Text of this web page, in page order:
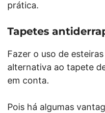
prática.
Tapetes
Fazer o uso de
alternativa ao tapete
em conta.
Pois há algumas